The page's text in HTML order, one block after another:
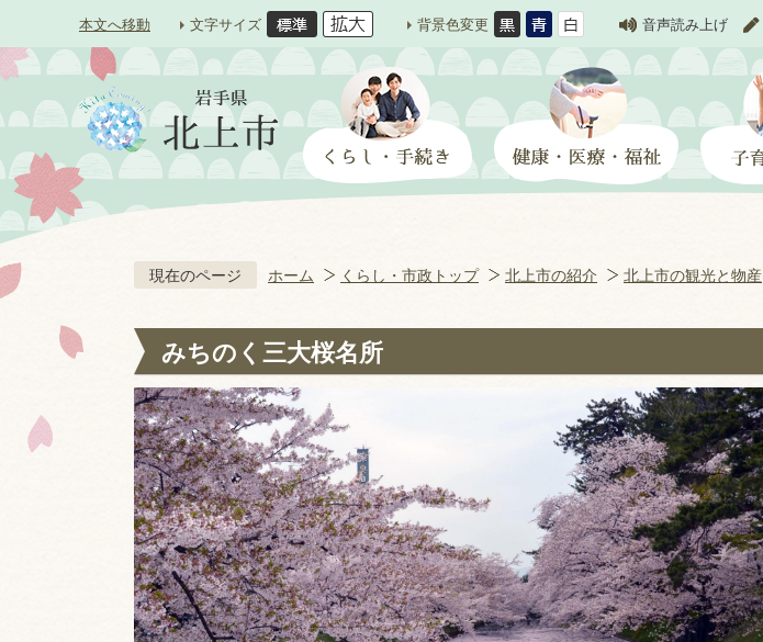
本文へ移動 文字サイズ 背景色変更 音声読み上げ
現在のページ ホーム くらし・市政トップ 北上市の紹介 北上市の観光と物産
みちのく三大桜名所